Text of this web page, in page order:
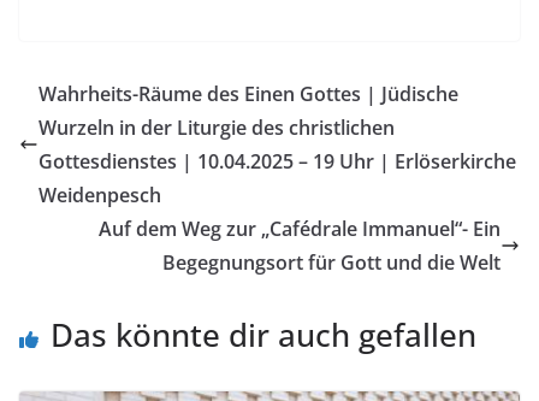
Wahrheits-Räume des Einen Gottes | Jüdische
Wurzeln in der Liturgie des christlichen
Gottesdienstes | 10.04.2025 – 19 Uhr | Erlöserkirche
Weidenpesch
Auf dem Weg zur „Cafédrale Immanuel“- Ein
Begegnungsort für Gott und die Welt
Das könnte dir auch gefallen